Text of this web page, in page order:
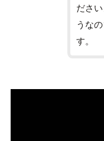
ださ
うな
す。